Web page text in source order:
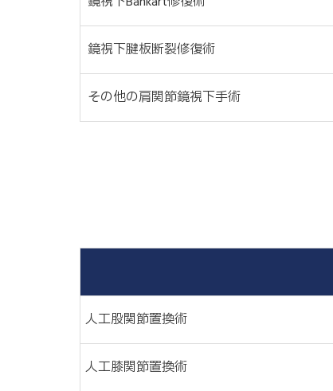
鏡視下腱板断裂修復術
その他の肩関節鏡視下手術
人工股関節置換術
人工膝関節置換術